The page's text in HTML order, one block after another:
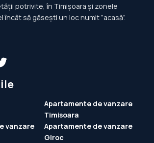
potrivite, în Timișoara și zonele
să găsești un loc numit ”acasă”.
Apartamente de vanzare
Timisoara
vanzare
Apartamente de vanzare
Giroc